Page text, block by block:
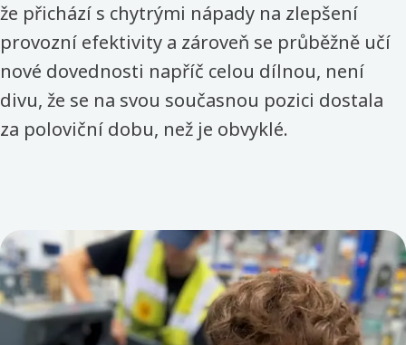
že přichází s chytrými nápady na zlepšení
provozní efektivity a zároveň se průběžně učí
nové dovednosti napříč celou dílnou, není
divu, že se na svou současnou pozici dostala
za poloviční dobu, než je obvyklé.